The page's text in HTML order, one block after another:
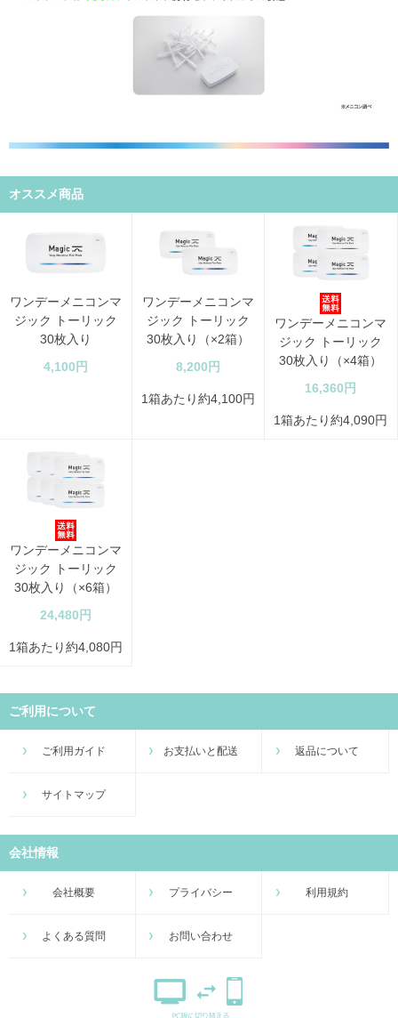
オススメ商品
ワンデーメニコンマ
ジック トーリック
30枚入り
4,100円
ワンデーメニコンマ
ジック トーリック
30枚入り（×2箱）
8,200円
1箱あたり約4,100円
ワンデーメニコンマ
ジック トーリック
30枚入り（×4箱）
16,360円
1箱あたり約4,090円
ワンデーメニコンマ
ジック トーリック
30枚入り（×6箱）
24,480円
1箱あたり約4,080円
ご利用について
ご利用ガイド お支払いと配送 返品について
サイトマップ
会社情報
会社概要 プライバシー 利用規約
よくある質問 お問い合わせ